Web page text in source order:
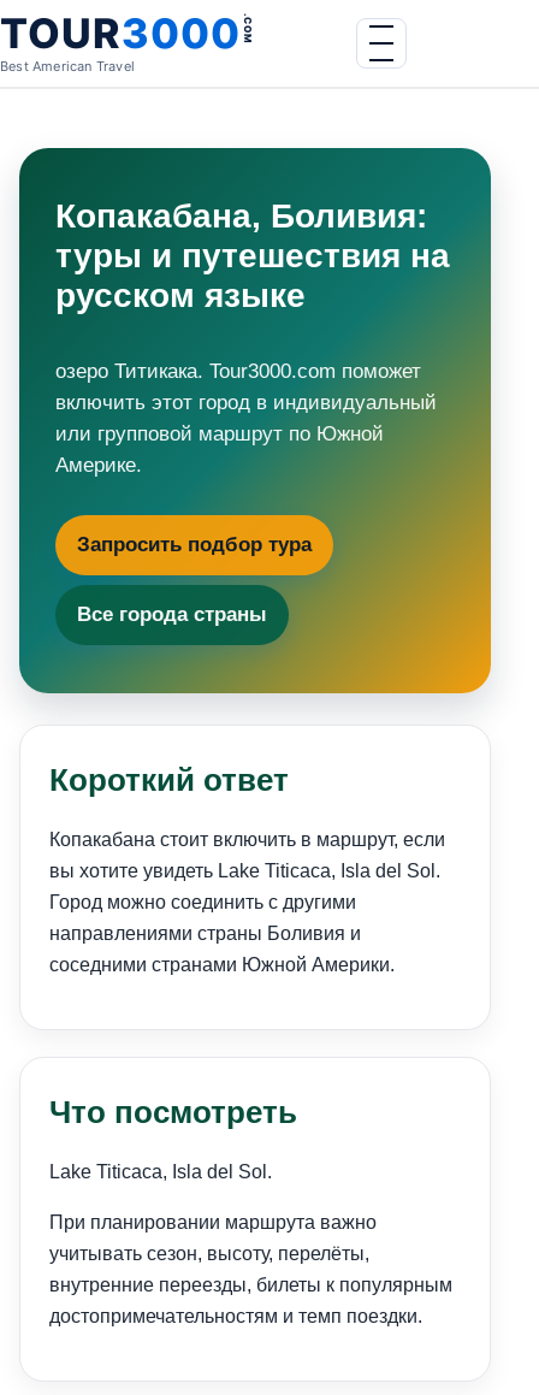
Skip to content
TOUR3000.COM
Best American Travel
Menu
Копакабана, Боливия:
туры и путешествия на
русском языке
озеро Титикака. Tour3000.com поможет
включить этот город в индивидуальный
или групповой маршрут по Южной
Америке.
Запросить подбор тура
Все города страны
Короткий ответ
Копакабана стоит включить в маршрут, если
вы хотите увидеть Lake Titicaca, Isla del Sol.
Город можно соединить с другими
направлениями страны Боливия и
соседними странами Южной Америки.
Что посмотреть
Lake Titicaca, Isla del Sol.
При планировании маршрута важно
учитывать сезон, высоту, перелёты,
внутренние переезды, билеты к популярным
достопримечательностям и темп поездки.